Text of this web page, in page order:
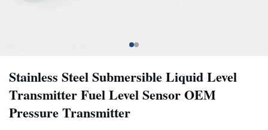
Stainless Steel Submersible Liquid Level
Transmitter Fuel Level Sensor OEM
Pressure Transmitter